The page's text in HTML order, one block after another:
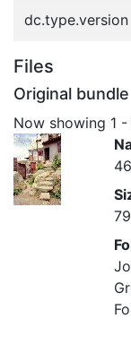
dc.type.version
Files
Original bundle
Now showing 1 -